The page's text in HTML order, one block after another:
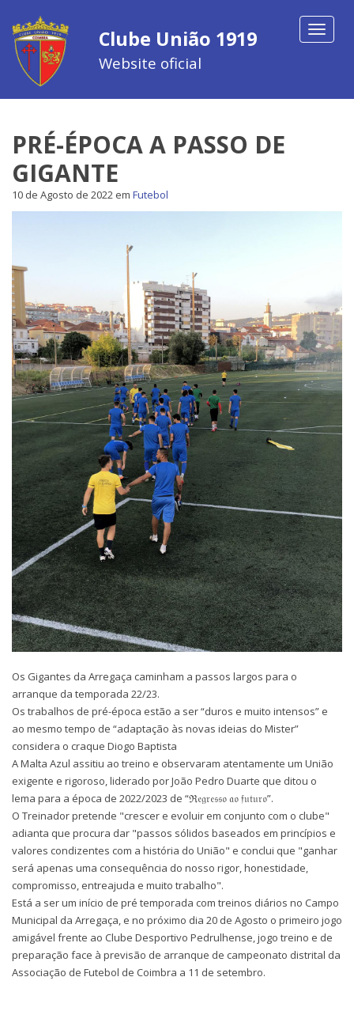
Toggle
Clube União 1919
Website oficial
PRÉ-ÉPOCA A PASSO DE
GIGANTE
10 de Agosto de 2022 em Futebol
Os Gigantes da Arregaça caminham a passos largos para o
arranque da temporada 22/23.
Os trabalhos de pré-época estão a ser “duros e muito intensos” e
ao mesmo tempo de “adaptação às novas ideias do Mister”
considera o craque Diogo Baptista
A Malta Azul assitiu ao treino e observaram atentamente um União
exigente e rigoroso, liderado por João Pedro Duarte que ditou o
lema para a época de 2022/2023 de “ℜ𝔢𝔤𝔯𝔢𝔰𝔰𝔬 𝔞𝔬 𝔣𝔲𝔱𝔲𝔯𝔬”.
O Treinador pretende "crescer e evoluir em conjunto com o clube"
adianta que procura dar "passos sólidos baseados em princípios e
valores condizentes com a história do União" e conclui que "ganhar
será apenas uma consequência do nosso rigor, honestidade,
compromisso, entreajuda e muito trabalho".
Está a ser um início de pré temporada com treinos diários no Campo
Municipal da Arregaça, e no próximo dia 20 de Agosto o primeiro jogo
amigável frente ao Clube Desportivo Pedrulhense, jogo treino e de
preparação face à previsão de arranque de campeonato distrital da
Associação de Futebol de Coimbra a 11 de setembro.